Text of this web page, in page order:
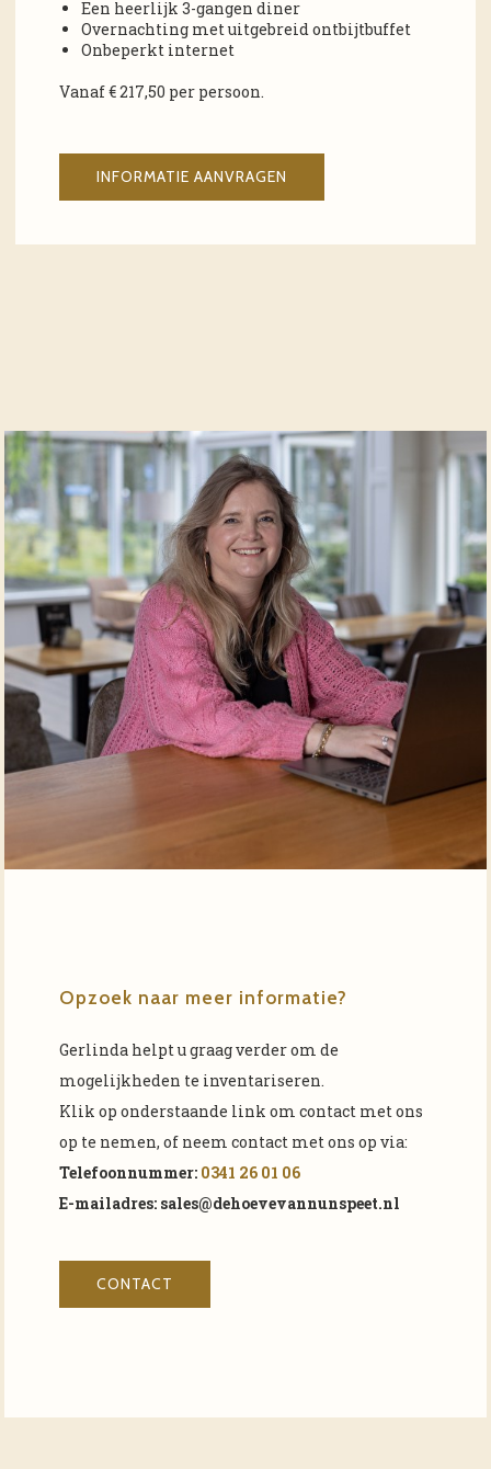
Een heerlijk 3-gangen diner
Overnachting met uitgebreid ontbijtbuffet
Onbeperkt internet
Vanaf € 217,50 per persoon.
INFORMATIE AANVRAGEN
Opzoek naar meer informatie?
Gerlinda helpt u graag verder om de
mogelijkheden te inventariseren.
Klik op onderstaande link om contact met ons
op te nemen, of neem contact met ons op via:
Telefoonnummer: 0341 26 01 06
E-mailadres: sales@dehoevevannunspeet.nl
CONTACT